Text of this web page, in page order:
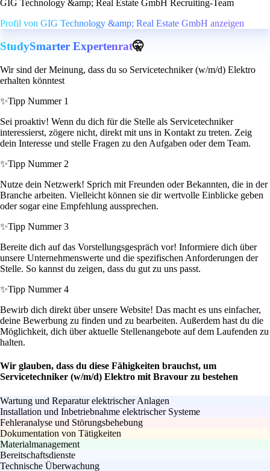
GIG Technology &amp; Real Estate GmbH Recruiting-Team
Profil von GIG Technology &amp; Real Estate GmbH anzeigen
StudySmarter Expertenrat🤫
Wir sind der Meinung, dass du so Servicetechniker (w/m/d) Elektro
erhalten könntest
✨Tipp Nummer 1
Sei proaktiv! Wenn du dich für die Stelle als Servicetechniker
interessierst, zögere nicht, direkt mit uns in Kontakt zu treten. Zeig
dein Interesse und stelle Fragen zu den Aufgaben oder dem Team.
✨Tipp Nummer 2
Nutze dein Netzwerk! Sprich mit Freunden oder Bekannten, die in der
Branche arbeiten. Vielleicht können sie dir wertvolle Einblicke geben
oder sogar eine Empfehlung aussprechen.
✨Tipp Nummer 3
Bereite dich auf das Vorstellungsgespräch vor! Informiere dich über
unsere Unternehmenswerte und die spezifischen Anforderungen der
Stelle. So kannst du zeigen, dass du gut zu uns passt.
✨Tipp Nummer 4
Bewirb dich direkt über unsere Website! Das macht es uns einfacher,
deine Bewerbung zu finden und zu bearbeiten. Außerdem hast du die
Möglichkeit, dich über aktuelle Stellenangebote auf dem Laufenden zu
halten.
Wir glauben, dass du diese Fähigkeiten brauchst, um
Servicetechniker (w/m/d) Elektro mit Bravour zu bestehen
Wartung und Reparatur elektrischer Anlagen
Installation und Inbetriebnahme elektrischer Systeme
Fehleranalyse und Störungsbehebung
Dokumentation von Tätigkeiten
Materialmanagement
Bereitschaftsdienste
Technische Überwachung